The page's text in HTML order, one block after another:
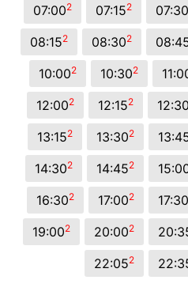
07:002 07:152 07:30
08:152 08:302
10:002 10:302
12:002 12:152 12:30
13:152 13:302
14:302 14:452
16:302 17:002 17:30
19:002 20:002
22:052